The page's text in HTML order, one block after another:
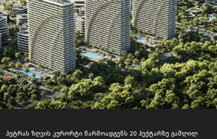
პეტრას ზღვის კურორტი წარმოადგენს 20 ჰექტარზე გაშლილ